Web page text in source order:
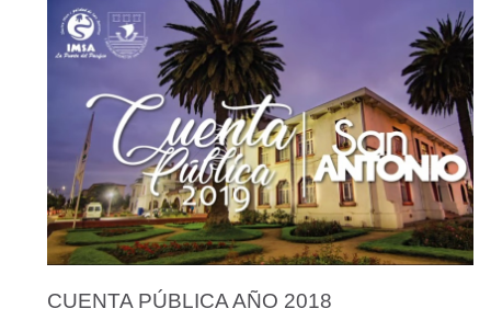
CUENTA PÚBLICA AÑO 2018